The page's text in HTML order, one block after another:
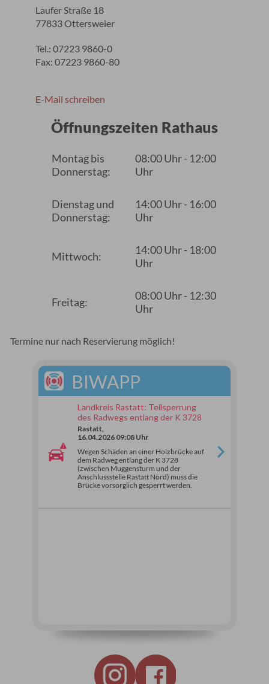
Laufer Straße 18
77833 Ottersweier
Tel.: 07223 9860-0
Fax: 07223 9860-80
E-Mail schreiben
Öffnungszeiten Rathaus
Montag bis
Donnerstag:
08:00 Uhr - 12:00
Uhr
Dienstag und
Donnerstag:
14:00 Uhr - 16:00
Uhr
Mittwoch:
14:00 Uhr - 18:00
Uhr
Freitag:
08:00 Uhr - 12:30
Uhr
Termine nur nach Reservierung möglich!
BIWAPP
Landkreis Rastatt: Teilsperrung
des Radwegs entlang der K 3728
Rastatt,
16.04.2026 09:08 Uhr
Wegen Schäden an einer Holzbrücke auf
dem Radweg entlang der K 3728
(zwischen Muggensturm und der
Anschlussstelle Rastatt Nord) muss die
Brücke vorsorglich gesperrt werden.